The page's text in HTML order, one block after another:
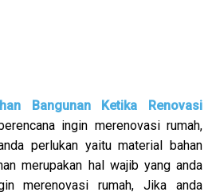
Bangunan Ketika Renovasi
ingin merenovasi rumah,
perlukan yaitu material bahan
merupakan hal wajib yang anda
merenovasi rumah, Jika anda